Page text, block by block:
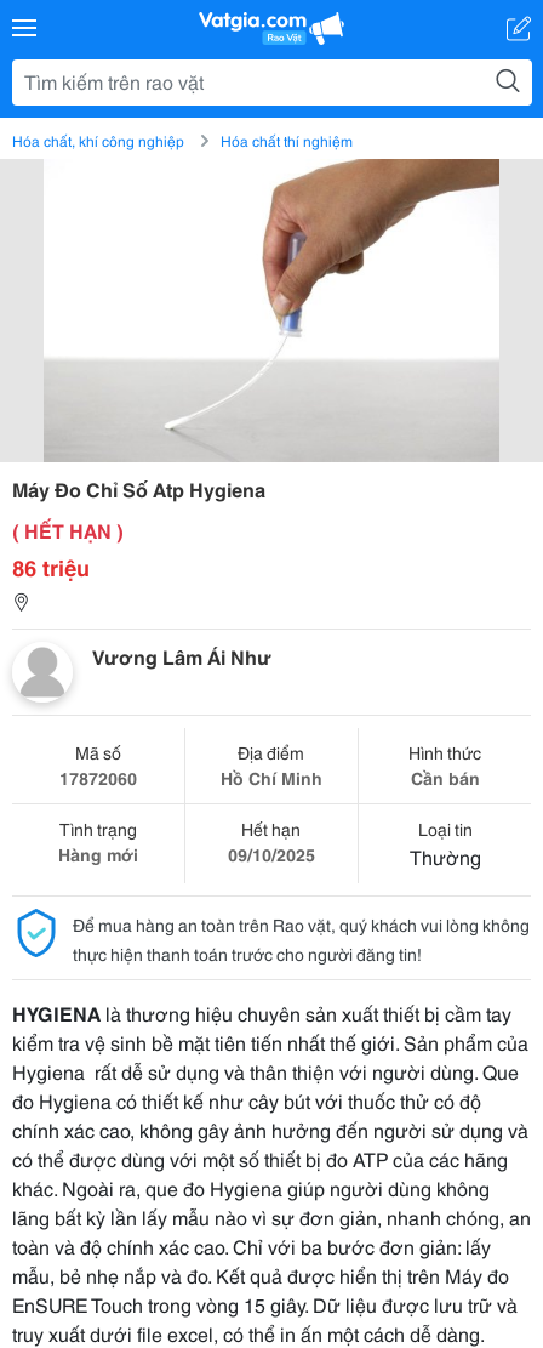
Hóa chất, khí công nghiệp Hóa chất thí nghiệm
Máy Đo Chỉ Số Atp Hygiena
( HẾT HẠN )
86 triệu
Vương Lâm Ái Như
Mã số
17872060
Địa điểm
Hồ Chí Minh
Hình thức
Cần bán
Tình trạng
Hàng mới
Hết hạn
09/10/2025
Loại tin
Thường
Để mua hàng an toàn trên Rao vặt, quý khách vui lòng không
thực hiện thanh toán trước cho người đăng tin!
HYGIENA là thương hiệu chuyên sản xuất thiết bị cầm tay
kiểm tra vệ sinh bề mặt tiên tiến nhất thế giới. Sản phẩm của
Hygiena rất dễ sử dụng và thân thiện với người dùng. Que
đo Hygiena có thiết kế như cây bút với thuốc thử có độ
chính xác cao, không gây ảnh hưởng đến người sử dụng và
có thể được dùng với một số thiết bị đo ATP của các hãng
khác. Ngoài ra, que đo Hygiena giúp người dùng không
lãng bất kỳ lần lấy mẫu nào vì sự đơn giản, nhanh chóng, an
toàn và độ chính xác cao. Chỉ với ba bước đơn giản: lấy
mẫu, bẻ nhẹ nắp và đo. Kết quả được hiển thị trên Máy đo
EnSURE Touch trong vòng 15 giây. Dữ liệu được lưu trữ và
truy xuất dưới file excel, có thể in ấn một cách dễ dàng.